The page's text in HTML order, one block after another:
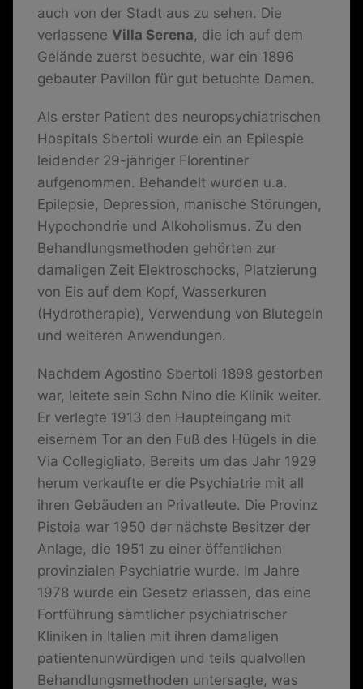
auch von der Stadt aus zu sehen. Die
verlassene Villa Serena, die ich auf dem
Gelände zuerst besuchte, war ein 1896
gebauter Pavillon für gut betuchte Damen.
Als erster Patient des neuropsychiatrischen
Hospitals Sbertoli wurde ein an Epilespie
leidender 29-jähriger Florentiner
aufgenommen. Behandelt wurden u.a.
Epilepsie, Depression, manische Störungen,
Hypochondrie und Alkoholismus. Zu den
Behandlungsmethoden gehörten zur
damaligen Zeit Elektroschocks, Platzierung
von Eis auf dem Kopf, Wasserkuren
(Hydrotherapie), Verwendung von Blutegeln
und weiteren Anwendungen.
Nachdem Agostino Sbertoli 1898 gestorben
war, leitete sein Sohn Nino die Klinik weiter.
Er verlegte 1913 den Haupteingang mit
eisernem Tor an den Fuß des Hügels in die
Via Collegigliato. Bereits um das Jahr 1929
herum verkaufte er die Psychiatrie mit all
ihren Gebäuden an Privatleute. Die Provinz
Pistoia war 1950 der nächste Besitzer der
Anlage, die 1951 zu einer öffentlichen
provinzialen Psychiatrie wurde. Im Jahre
1978 wurde ein Gesetz erlassen, das eine
Fortführung sämtlicher psychiatrischer
Kliniken in Italien mit ihren damaligen
patientenunwürdigen und teils qualvollen
Behandlungsmethoden untersagte, was